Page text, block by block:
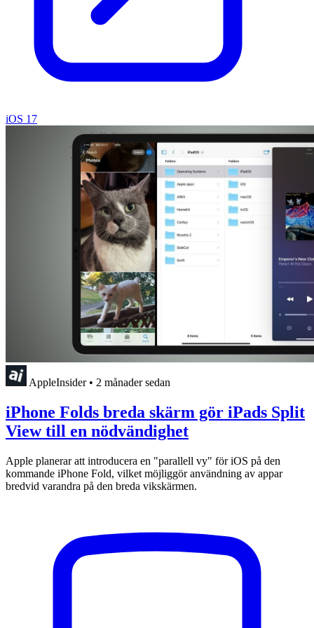
iOS 17
AppleInsider • 2 månader sedan
iPhone Folds breda skärm gör iPads Split
View till en nödvändighet
Apple planerar att introducera en "parallell vy" för iOS på den
kommande iPhone Fold, vilket möjliggör användning av appar
bredvid varandra på den breda vikskärmen.